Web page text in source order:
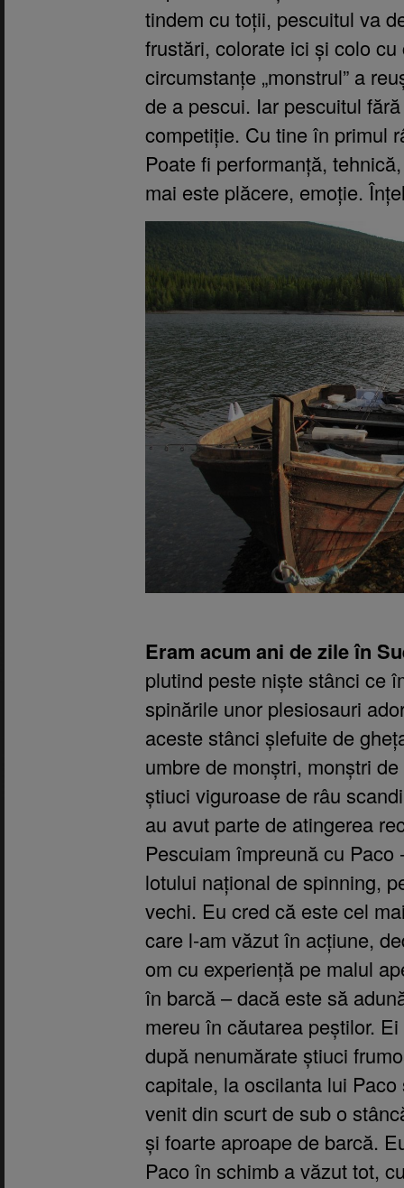
tindem cu toții, pescuitul va
frustări, colorate ici și colo
circumstanțe „monstrul” a
de a pescui. Iar pescuitul
competiție. Cu tine în primul
Poate fi performanță,
mai este plăcere, emoție.
Eram acum ani de zile în
plutind peste niște stânci ce
spinările unor plesiosauri
aceste stânci șlefuite de
umbre de monștri, monștri
știuci viguroase de râu
au avut parte de atingerea
Pescuiam împreună cu
lotului național de spinning,
vechi. Eu cred că este cel
care l-am văzut în acțiune,
om cu experiență pe malul
în barcă – dacă este să
mereu în căutarea peștilor.
după nenumărate știuci
capitale, la oscilanta lui Paco
venit din scurt de sub o
și foarte aproape de barcă.
Paco în schimb a văzut tot,